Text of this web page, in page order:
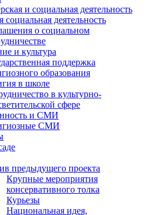
и социальная деятельность
социальная деятельность
о социальном
и культура
поддержка
образования
в школе
в культурно-
сфере
и СМИ
СМИ
предыдущего проекта
Крупные мероприятия
консервативного толка
Курьезы
Национальная идея,